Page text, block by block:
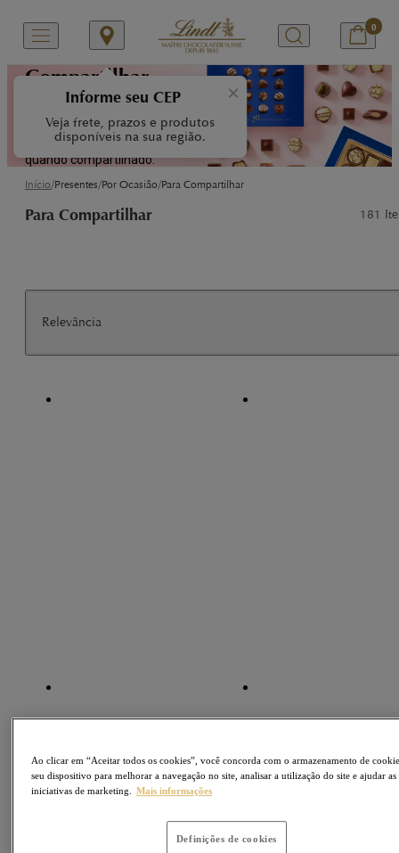
×
Informe seu CEP
Veja frete, prazos e produtos
disponíveis na sua região.
0
Compartilhar
Clássicos chocolates Lindt:
perfeitos para tornar qualquer
momento ainda mais especial
quando compartilhado.
Início/Presentes/Por Ocasião/Para Compartilhar
Para Compartilhar 181
Relevância
Ao clicar em “Aceitar todos os cookies”, você concorda com o armazenamento de
seu dispositivo para melhorar a navegação no site, analisar a utilização do site e ajudar as
iniciativas de marketing.
Mais informações
Definições de cookies